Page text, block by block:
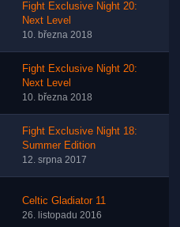
Fight Exclusive Night 20:
Next Level
10. března 2018
Fight Exclusive Night 20:
Next Level
10. března 2018
Fight Exclusive Night 18:
Summer Edition
12. srpna 2017
Celtic Gladiator 11
26. listopadu 2016